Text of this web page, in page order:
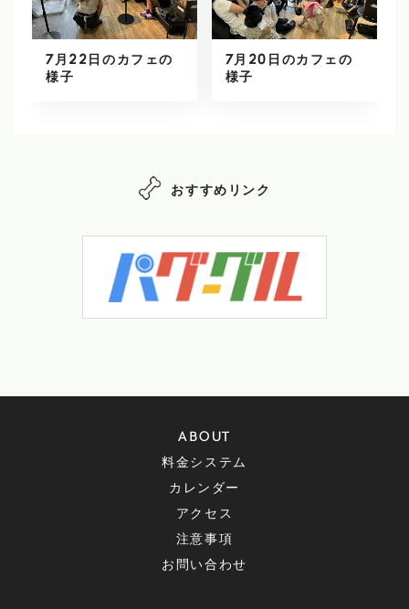
7月22日のカフェの
様子
7月20日のカフェの
様子
おすすめリンク
ABOUT
料金システム
カレンダー
アクセス
注意事項
お問い合わせ